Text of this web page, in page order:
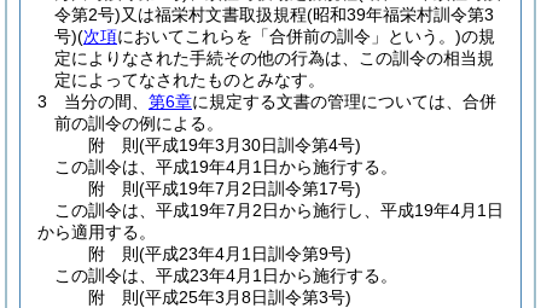
令第2号)又は福栄村文書取扱規程(昭和39年福栄村訓令第3
号)(次項においてこれらを「合併前の訓令」という。)の規
定によりなされた手続その他の行為は、この訓令の相当規
定によってなされたものとみなす。
3
当分の間、 第6章に規定する文書の管理については、合併
前の訓令の例による。
附 則(平成19年3月30日訓令第4号)
この訓令は、平成19年4月1日から施行する。
附 則(平成19年7月2日訓令第17号)
この訓令は、平成19年7月2日から施行し、平成19年4月1日
から適用する。
附 則(平成23年4月1日訓令第9号)
この訓令は、平成23年4月1日から施行する。
附 則(平成25年3月8日訓令第3号)